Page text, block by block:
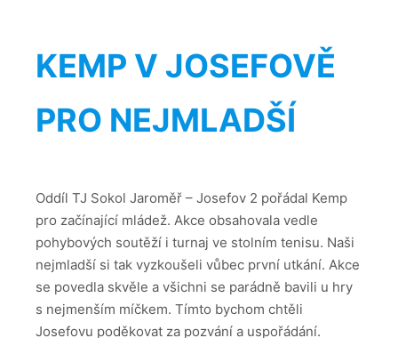
KEMP V JOSEFOVĚ
PRO NEJMLADŠÍ
Oddíl TJ Sokol Jaroměř – Josefov 2 pořádal Kemp
pro začínající mládež. Akce obsahovala vedle
pohybových soutěží i turnaj ve stolním tenisu. Naši
nejmladší si tak vyzkoušeli vůbec první utkání. Akce
se povedla skvěle a všichni se parádně bavili u hry
s nejmenším míčkem. Tímto bychom chtěli
Josefovu poděkovat za pozvání a uspořádání.